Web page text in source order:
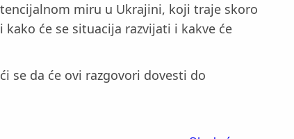
miru u Ukrajini, koji traje skoro
će se situacija razvijati i kakve će
se da će ovi razgovori dovesti do